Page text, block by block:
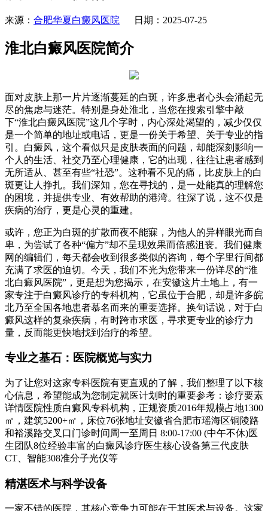
来源： 合肥华夏白癜风医院 日期：2025-07-25
淮北白癜风医院简介
面对皮肤上那一片片逐渐蔓延的白斑，许多患者心头会涌起无
尽的焦虑与迷茫。特别是身处淮北，当您在搜索引擎中敲
下“淮北白癜风医院”这几个字时，内心深处渴望的，减少仅仅
是一个简单的地址或电话，更是一份关于希望、关于专业的指
引。白癜风，这个看似只是皮肤表面的问题，却能深刻影响一
个人的生活、社交乃至心理健康，它的出现，往往让患者感到
无所适从、甚至有些“社恐”。这种看不见的痛，比皮肤上的白
斑更让人挣扎。我们深知，您在寻找的，是一处能真的理解您
的困境，并提供专业、有效帮助的港湾。往深了说，这不仅是
疾病的治疗，更是心灵的重建。
或许，您正为白斑的扩散而夜不能寐，为他人的异样眼光而自
卑，为尝试了各种“偏方”却不呈现效果而倍感沮丧。我们健康
网的编辑们，每天都会收到很多类似的咨询，每个字里行间都
充满了求医的迫切。今天，我们不光为您带来一份详尽的“淮
北白癜风医院”，更是想为您揭示，在安徽这片土地上，有一
家专注于白癜风诊疗的专科机构，它虽位于合肥，却是许多皖
北乃至全国各地患者慕名而来的重要选择。换句话说，对于白
癜风这样的复杂疾病，有时跨市求医，寻求更专业的诊疗力
量，反而能更快地找到治疗的希望。
专业之基石：医院概览与实力
为了让您对这家专科医院有更直观的了解，我们整理了以下核
心信息，希望能成为您制定就医计划时的重要参考：诊疗要素
详情医院性质白癜风专科机构，正规资质2016年规模占地1300
㎡，建筑5200+㎡，床位76张地址安徽省合肥市瑶海区铜陵路
和裕溪路交叉口门诊时间周一至周日 8:00-17:00 (中午不休)医
生团队8位经验丰富的白癜风诊疗医生核心设备第三代皮肤
CT、智能308准分子光仪等
精湛医术与科学设备
一家不错的医院，其核心竞争力可能在于其医术与设备。这家